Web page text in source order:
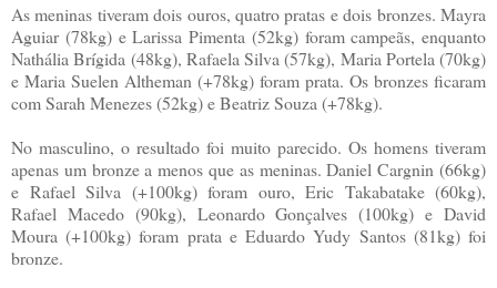
As meninas tiveram dois ouros, quatro pratas e dois bronzes. Mayra
Aguiar (78kg) e Larissa Pimenta (52kg) foram campeãs, enquanto
Nathália Brígida (48kg), Rafaela Silva (57kg), Maria Portela (70kg)
e Maria Suelen Altheman (+78kg) foram prata. Os bronzes ficaram
com Sarah Menezes (52kg) e Beatriz Souza (+78kg).
No masculino, o resultado foi muito parecido. Os homens tiveram
apenas um bronze a menos que as meninas. Daniel Cargnin (66kg)
e Rafael Silva (+100kg) foram ouro, Eric Takabatake (60kg),
Rafael Macedo (90kg), Leonardo Gonçalves (100kg) e David
Moura (+100kg) foram prata e Eduardo Yudy Santos (81kg) foi
bronze.